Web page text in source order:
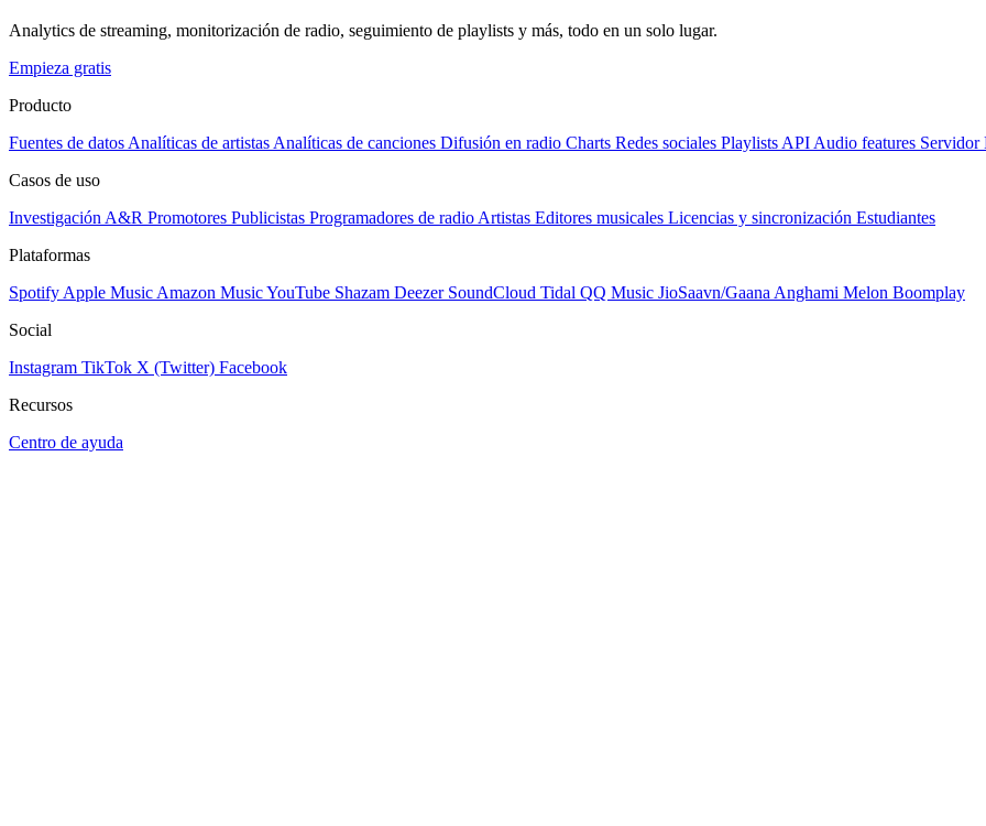
Analytics de streaming, monitorización de radio, seguimiento de playlists y más, todo en un solo lugar.
Empieza gratis
Producto
Fuentes de datos Analíticas de artistas Analíticas de canciones Difusión en radio Charts Redes sociales Playlists API Audio features Servidor
Casos de uso
Investigación A&R Promotores Publicistas Programadores de radio Artistas Editores musicales Licencias y sincronización Estudiantes
Plataformas
Spotify Apple Music Amazon MusicYouTube Shazam Deezer SoundCloud Tidal QQ Music JioSaavn/Gaana Anghami Melon Boomplay
Social
Instagram TikTok X (Twitter) Facebook
Recursos
Centro de ayuda